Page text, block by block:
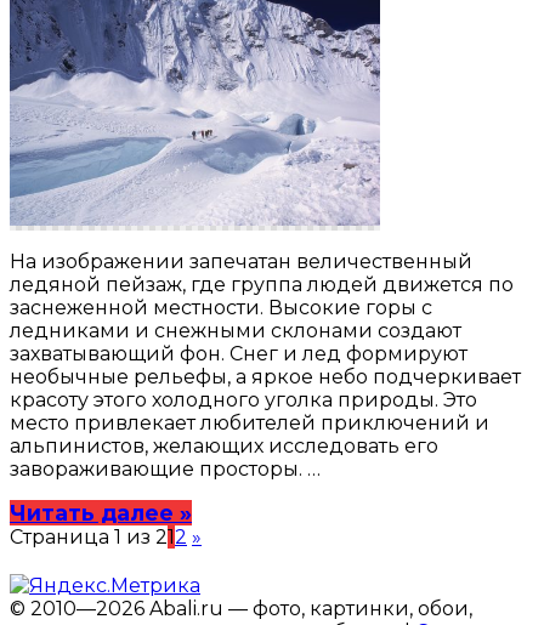
На изображении запечатан величественный
ледяной пейзаж, где группа людей движется по
заснеженной местности. Высокие горы с
ледниками и снежными склонами создают
захватывающий фон. Снег и лед формируют
необычные рельефы, а яркое небо подчеркивает
красоту этого холодного уголка природы. Это
место привлекает любителей приключений и
альпинистов, желающих исследовать его
завораживающие просторы. …
Читать далее »
Страница 1 из 212 »
© 2010—2026 Abali.ru — фото, картинки, обои,